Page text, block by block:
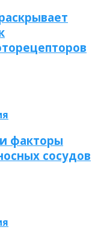
факторы
сосудов